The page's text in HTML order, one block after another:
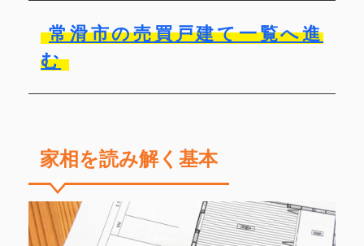
常滑市の売買戸建て一覧へ進
む
家相を読み解く基本